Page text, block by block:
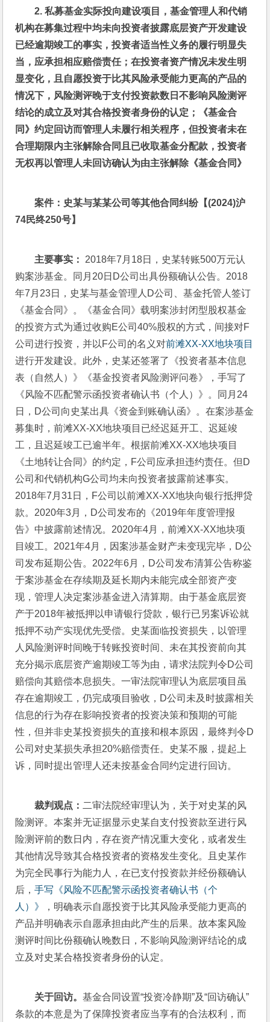
2. 私募基金实际投向建设项目，基金管理人和代销
机构在募集过程中均未向投资者披露底层资产开发建设
已经逾期竣工的事实，投资者适当性义务的履行明显失
当，应承担相应赔偿责任；在投资者资产情况未发生明
显变化，且自愿投资于比其风险承受能力更高的产品的
情况下，风险测评晚于支付投资款数日不影响风险测评
结论的成立及对其合格投资者身份的认定；《基金合
同》约定回访而管理人未履行相关程序，但投资者未在
合理期限内主张解除合同且已收取基金分配款，投资者
无权再以管理人未回访确认为由主张解除《基金合同》
案件：史某与某某公司等其他合同纠纷【(2024)沪
74民终250号】
主要事实：
2018年7月18日，史某转账500万元认
购案涉基金。同月20日D公司出具份额确认公告。2018
年7月23日，史某与基金管理人D公司、基金托管人签订
《基金合同》。《基金合同》载明案涉封闭型股权基金
的投资方式为通过收购E公司40%股权的方式，间接对F
公司进行投资，并以F公司的名义对前滩XX-XX地块项目
进行开发建设。此外，史某还签署了《投资者基本信息
表（自然人）》《基金投资者风险测评问卷》，手写了
《风险不匹配警示函投资者确认书（个人）》。同月24
日，D公司向史某出具《资金到账确认函》。在案涉基金
募集时，前滩XX-XX地块项目已经迟延开工、迟延竣
工，且迟延竣工已逾半年。根据前滩XX-XX地块项目
《土地转让合同》的约定，F公司应承担违约责任。但D
公司和代销机构G公司均未向投资者披露前述事实。
2018年7月31日，F公司以前滩XX-XX地块向银行抵押贷
款。2020年3月，D公司发布的《2019年年度管理报
告》中披露前述情况。2020年4月，前滩XX-XX地块项
目竣工。2021年4月，因案涉基金财产未变现完毕，D公
司发布延期公告。2022年6月，D公司发布清算公告称鉴
于案涉基金在存续期及延长期内未能完成全部资产变
现，管理人决定案涉基金进入清算期。由于基金底层资
产于2018年被抵押以申请银行贷款，银行已另案诉讼就
抵押不动产实现优先受偿。史某面临投资损失，以管理
人风险测评时间晚于转账投资时间、未在其投资前向其
充分揭示底层资产逾期竣工等为由，请求法院判令D公司
赔偿向其赔偿本息损失。一审法院审理认为底层项目虽
存在逾期竣工，仍完成项目验收，D公司未及时披露相关
信息的行为存在影响投资者的投资决策和预期的可能
性，但并非史某投资损失的直接和根本原因，最终判令D
公司对史某损失承担20%赔偿责任。史某不服，提起上
诉，同时提出管理人还未按基金合同约定进行回访。
裁判观点： 二审法院经审理认为，关于对史某的风
险测评。本案并无证据显示史某自支付投资款至进行风
险测评前的数日内，存在资产情况重大变化，或者发生
其他情况导致其合格投资者的资格发生变化。且史某作
为完全民事行为能力人，在已支付投资款并经份额确认
后，手写《风险不匹配警示函投资者确认书（个
人）》
，明确表示自愿投资于比其风险承受能力更高的
产品并明确表示自愿承担由此产生的后果。故本案风险
测评时间比份额确认晚数日，不影响风险测评结论的成
立及对史某合格投资者身份的认定。
关于回访。基金合同设置“投资冷静期”及“回访确认”
条款的本意是为了保障投资者应当享有的合法权利，而